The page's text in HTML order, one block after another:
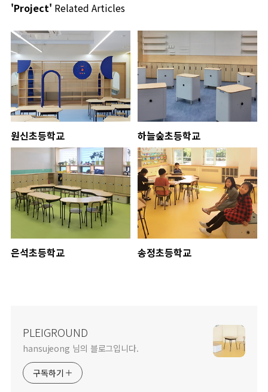
'Project' Related Articles
원신초등학교 하늘숲초등학교
은석초등학교 송정초등학교
PLEIGROUND
hansujeong 님의 블로그입니다.
구독하기